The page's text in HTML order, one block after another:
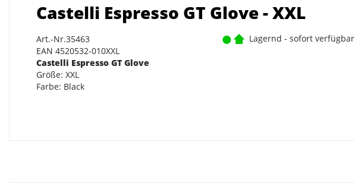
Castelli Espresso GT Glove - XXL
Art.-Nr.35463
EAN 4520532-010XXL
Castelli Espresso GT Glove
Größe: XXL
Farbe: Black
Lagernd - sofort verfügbar